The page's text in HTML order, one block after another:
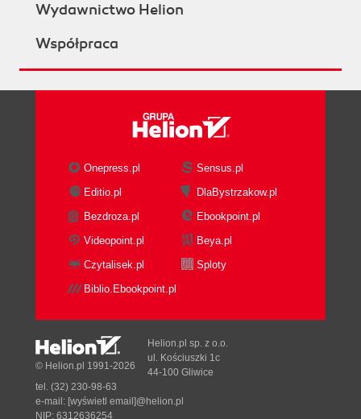
Wydawnictwo Helion
Współpraca
Onepress.pl
Sensus.pl
Editio.pl
DlaBystrzakow.pl
Bezdroza.pl
Ebookpoint.pl
Videopoint.pl
Beya.pl
Czytalisek.pl
Sploty
Biblio.Ebookpoint.pl
© Helion.pl 1991-2026
Helion.pl sp. z o.o.
ul. Kościuszki 1c
44-100 Gliwice
tel. (32) 230-98-63
e-mail: [wyświetl email]@helion.pl
NIP: 6312636254